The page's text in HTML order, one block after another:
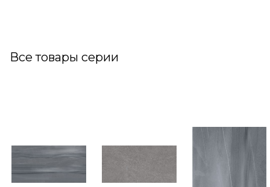
Все товары серии